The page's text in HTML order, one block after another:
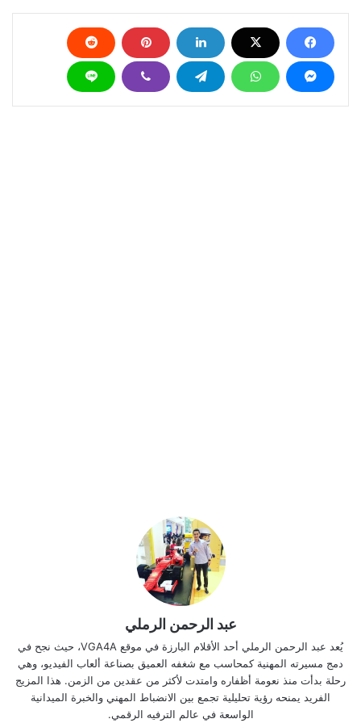
عبد الرحمن الرملي
يُعد عبد الرحمن الرملي أحد الأقلام البارزة في موقع VGA4A، حيث نجح في
دمج مسيرته المهنية كمحاسب مع شغفه العميق بصناعة ألعاب الفيديو، وهي
رحلة بدأت منذ نعومة أظفاره وامتدت لأكثر من عقدين من الزمن. هذا المزيج
الفريد يمنحه رؤية تحليلية تجمع بين الانضباط المهني والخبرة الميدانية
الواسعة في عالم الترفيه الرقمي.